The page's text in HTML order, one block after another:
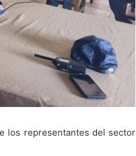
los representantes del sector